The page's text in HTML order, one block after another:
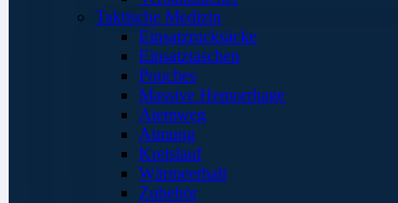
Taktische Medizin
Einsatzrucksäcke
Einsatztaschen
Pouches
Massive Hemorrhage
Atemweg
Atmung
Kreislauf
Wärmeerhalt
Zubehör